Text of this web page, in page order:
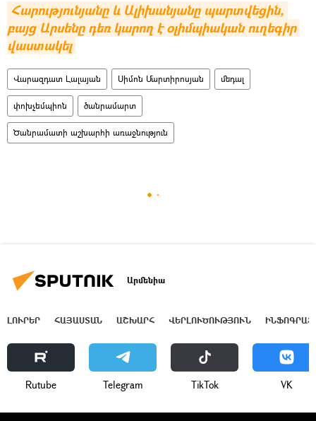
Հարությունյանը և Ալիխանյանը պարտվեցին,
բայց Արսենը դեռ կարող է օլիմպիական ուղեգիր
վաստակել
Վարազդատ Լալայան Սիմոն Մարտիրոսյան մեդալ
փոխչեմպիոն ծանրամարտ
Ծանրամատի աշխարհի առաջնություն
Արմենիա
ԼՈՒՐԵՐ ՀԱՅԱՍՏԱՆ ԱՇԽԱՐՀ ՎԵՐԼՈՒԾՈՒԹՅՈՒՆ
Rutube Telegram ТikТоk VK